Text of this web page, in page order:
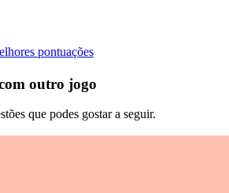
pontuações
outro jogo
que podes gostar a seguir.